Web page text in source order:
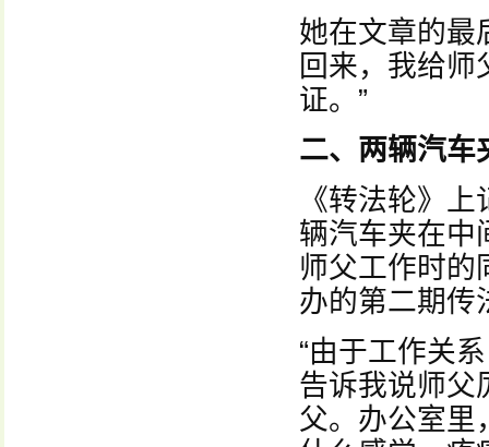
她在文章的最
回来，我给师
证。”
二、两辆汽车
《转法轮》
辆汽车夹在中
师父工作时的
办的第二期传
“由于工作关
告诉我说师父
父。办公室里